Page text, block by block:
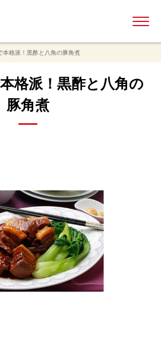
本格派！黒酢と八角の豚角煮
格派！黒酢と八角の
豚角煮